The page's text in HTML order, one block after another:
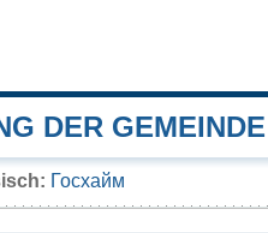
DER
Госхайм